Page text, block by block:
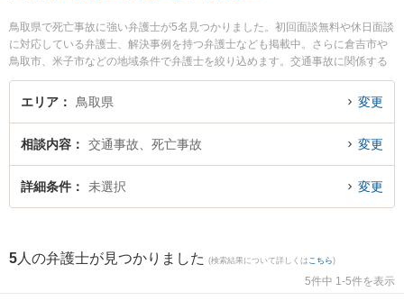
鳥取県で死亡事故に強い弁護士が5名見つかりました。初回面談無料や休日面談
に対応している弁護士、解決事例を持つ弁護士なども掲載中。さらに倉吉市や
鳥取市、米子市などの地域条件で弁護士を絞り込めます。交通事故に関係する
自動車事故やバイク事故、自転車事故等の細かな分野での絞り込み検索もでき
便利です。特に弁護士法人はくと総合法律事務所の中﨑 雄一弁護士や倉吉ひか
夜間に発生した死亡事故のトラブルを今すぐに弁護士に相談したい』『死亡事
故のトラブル解決の実績豊富な近くの弁護士を検索したい』『初回相談無料で
死亡事故を法律相談できる鳥取県内の弁護士に相談予約したい』などでお困り
エリア 鳥取県 変更
相談内容 交通事故、死亡事故 変更
詳細条件 未選択 変更
5 人の弁護士が見つかりました (検索結果について詳しくは こちら)
5件中 1-5件を表示